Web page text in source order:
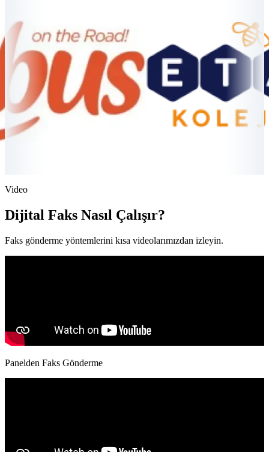
Video
Dijital Faks Nasıl Çalışır?
Faks gönderme yöntemlerini kısa videolarımızdan izleyin.
Panelden Faks Gönderme